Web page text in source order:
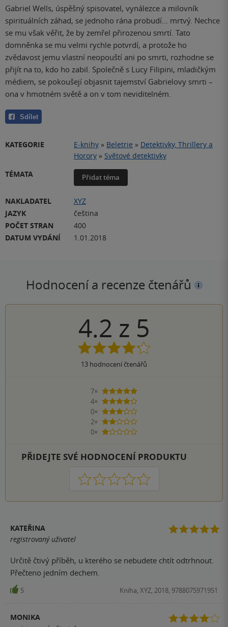
Gabriel Wells, úspěšný spisovatel, vynálezce a milovník
spirituálních záhad, se jednoho rána probudí… mrtvý. Nechce
se mu však věřit, že by zemřel přirozenou smrtí. Tato
domněnka se mu velmi rychle potvrdí, a protože ho
zvědavost jemu vlastní neopouští ani po smrti, rozhodne se
přijít na to, kdo ho zabil. Společně s Lucy Filipini, mladičkým
médiem, se pokoušejí objasnit tajemství Gabrielovy smrti –
ona v hmotném světě a on v tom neviditelném.
Sdílet
KATEGORIE E-knihy » Beletrie » Detektivky, Thrillery a
Horory » Světové detektivky
TÉMATA
Přidat téma
NAKLADATEL
XYZ
JAZYK
čeština
POČET STRAN
400
DATUM VYDÁNÍ
1.01.2018
Hodnocení a recenze čtenářů
4.2 z 5
13 hodnocení čtenářů
7×
5 hvězdiček
4×
4 hvězdičky
0×
3 hvězdičky
2×
2 hvězdičky
0×
1 hvezdička
PŘIDEJTE SVÉ HODNOCENÍ PRODUKTU
1 2 3 4 5
KATEŘINA
registrovaný uživatel
Určitě čtivý příběh, u kterého se nebudete chtít odtrhnout.
Přečteno jedním dechem.
5 Kniha, XYZ, 2018, 9788075971951
MONIKA